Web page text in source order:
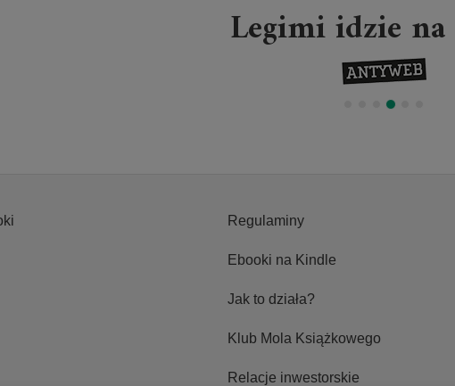
Legimi idzie na
Regulaminy
Ebooki na Kindle
Jak to działa?
Klub Mola Książkowego
Relacje inwestorskie